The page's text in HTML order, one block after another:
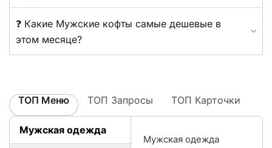
❓ Какие Мужские кофты самые дешевые в
этом месяце?
ТОП Меню ТОП Запросы ТОП Карточки
Мужская одежда
Мужская одежда